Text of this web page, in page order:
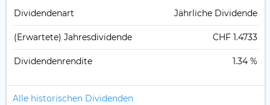
Dividendenart Jährliche Dividende
(Erwartete) Jahresdividende CHF 1.4733
Dividendenrendite 1.34 %
Alle historischen Dividenden